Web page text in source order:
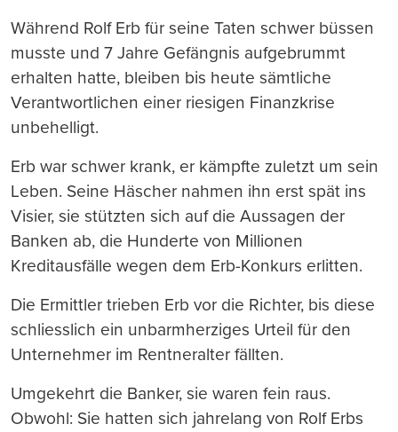
Während Rolf Erb für seine Taten schwer büssen
musste und 7 Jahre Gefängnis aufgebrummt
erhalten hatte, bleiben bis heute sämtliche
Verantwortlichen einer riesigen Finanzkrise
unbehelligt.
Erb war schwer krank, er kämpfte zuletzt um sein
Leben. Seine Häscher nahmen ihn erst spät ins
Visier, sie stützten sich auf die Aussagen der
Banken ab, die Hunderte von Millionen
Kreditausfälle wegen dem Erb-Konkurs erlitten.
Die Ermittler trieben Erb vor die Richter, bis diese
schliesslich ein unbarmherziges Urteil für den
Unternehmer im Rentneralter fällten.
Umgekehrt die Banker, sie waren fein raus.
Obwohl: Sie hatten sich jahrelang von Rolf Erbs